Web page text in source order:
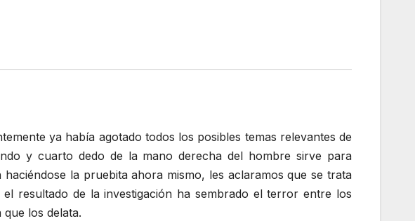
ya había agotado todos los posibles temas relevantes de
y cuarto dedo de la mano derecha del hombre sirve para
la pruebita ahora mismo, les aclaramos que se trata
resultado de la investigación ha sembrado el terror entre los
los delata.